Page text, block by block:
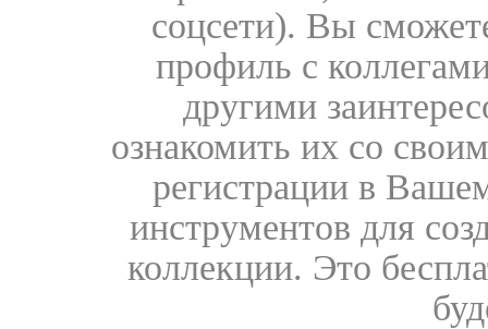
соцсети). Вы
профиль с
другими
ознакомить их со
регистрации в
инструментов для
коллекции. Это